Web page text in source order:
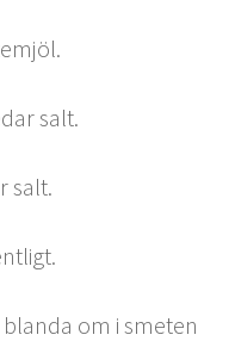
salt.
salt.
om i smeten